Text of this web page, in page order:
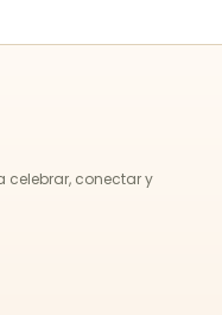
conectar y